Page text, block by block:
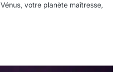
votre planète maîtresse,